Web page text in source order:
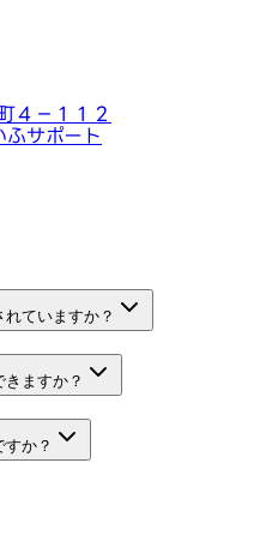
４−１１２
サポート
ていますか？
ますか？
か？